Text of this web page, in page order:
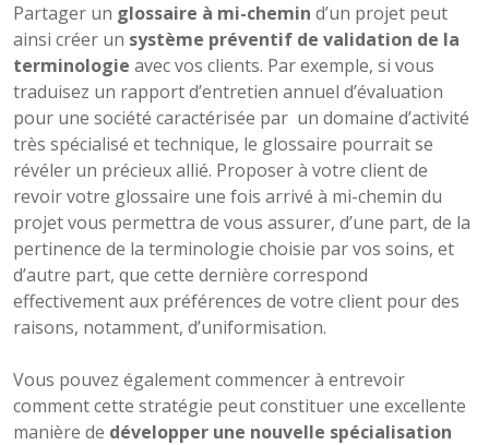
Partager un glossaire à mi-chemin d’un projet peut
ainsi créer un système préventif de validation de la
terminologie avec vos clients. Par exemple, si vous
traduisez un rapport d’entretien annuel d’évaluation
pour une société caractérisée par un domaine d’activité
très spécialisé et technique, le glossaire pourrait se
révéler un précieux allié. Proposer à votre client de
revoir votre glossaire une fois arrivé à mi-chemin du
projet vous permettra de vous assurer, d’une part, de la
pertinence de la terminologie choisie par vos soins, et
d’autre part, que cette dernière correspond
effectivement aux préférences de votre client pour des
raisons, notamment, d’uniformisation.
Vous pouvez également commencer à entrevoir
comment cette stratégie peut constituer une excellente
manière de développer une nouvelle spécialisation